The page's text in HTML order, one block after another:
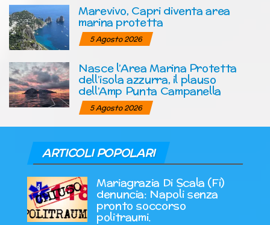
Marevivo, Capri diventa area
marina protetta
5 Agosto 2026
Nasce l’Area Marina Protetta
dell’isola azzurra, il plauso
dell’Amp Punta Campanella
5 Agosto 2026
ARTICOLI POPOLARI
Mariagrazia Di Scala (Fi)
denuncia: Napoli senza
pronto soccorso
politraumi.